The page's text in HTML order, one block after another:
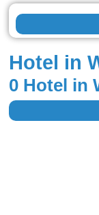
Hotel in
0 Hotel in